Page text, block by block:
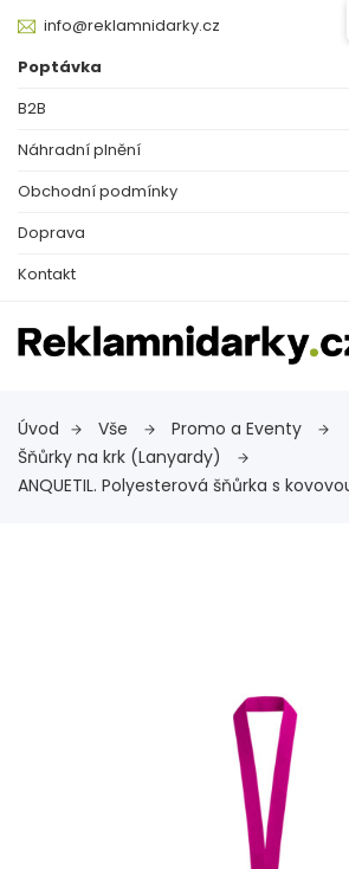
info@reklamnidarky.cz
Poptávka
B2B
Náhradní plnění
Obchodní podmínky
Doprava
Kontakt
Úvod Vše
Promo a Eventy
Šňůrky na krk (Lanyardy)
ANQUETIL. Polyesterová šňůrka s